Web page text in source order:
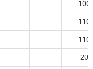
100
110
110
20